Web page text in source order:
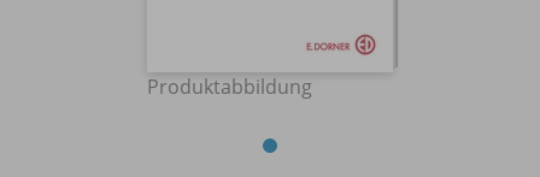
Produktabbildung